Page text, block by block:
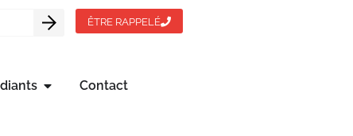
ÊTRE RAPPELÉ
Contact